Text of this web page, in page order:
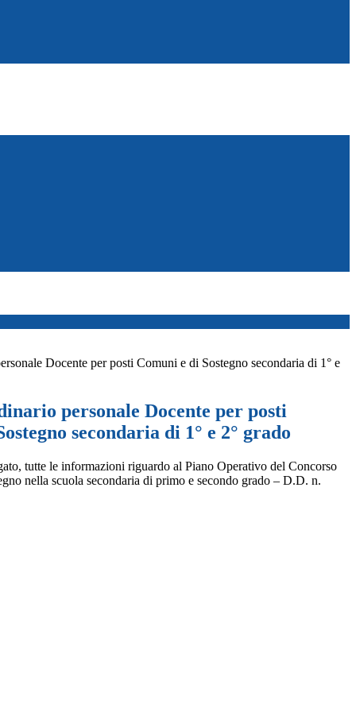
Docente per posti Comuni e di Sostegno secondaria di 1° e
personale Docente per posti
secondaria di 1° e 2° grado
tutte le informazioni riguardo al Piano Operativo del Concorso
nella scuola secondaria di primo e secondo grado – D.D. n.